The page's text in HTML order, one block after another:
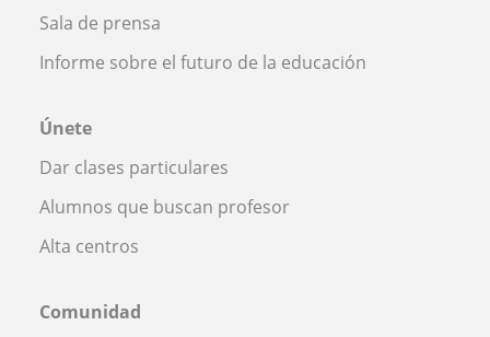
Sala de prensa
Informe sobre el futuro de la educación
Únete
Dar clases particulares
Alumnos que buscan profesor
Alta centros
Comunidad